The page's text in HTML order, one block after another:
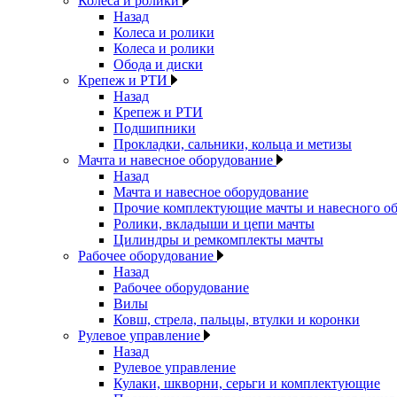
Назад
Колеса и ролики
Колеса и ролики
Обода и диски
Крепеж и РТИ
Назад
Крепеж и РТИ
Подшипники
Прокладки, сальники, кольца и метизы
Мачта и навесное оборудование
Назад
Мачта и навесное оборудование
Прочие комплектующие мачты и навесного
Ролики, вкладыши и цепи мачты
Цилиндры и ремкомплекты мачты
Рабочее оборудование
Назад
Рабочее оборудование
Вилы
Ковш, стрела, пальцы, втулки и коронки
Рулевое управление
Назад
Рулевое управление
Кулаки, шкворни, серьги и комплектующие